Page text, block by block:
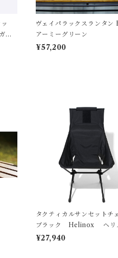
ー
ヴェイパラックスランタン
アーミーグリーン
¥57,200
タクティカルサンセットチ
ブラック Helinox ヘリ
クス
¥27,940